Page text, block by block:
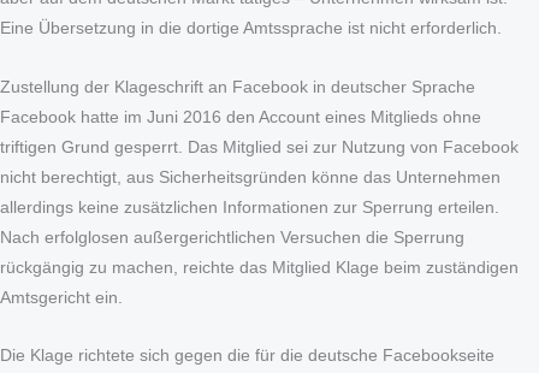
Eine Übersetzung in die dortige Amtssprache ist nicht erforderlich.
Zustellung der Klageschrift an Facebook in deutscher Sprache
Facebook hatte im Juni 2016 den Account eines Mitglieds ohne
triftigen Grund gesperrt. Das Mitglied sei zur Nutzung von Facebook
nicht berechtigt, aus Sicherheitsgründen könne das Unternehmen
allerdings keine zusätzlichen Informationen zur Sperrung erteilen.
Nach erfolglosen außergerichtlichen Versuchen die Sperrung
rückgängig zu machen, reichte das Mitglied Klage beim zuständigen
Amtsgericht ein.
Die Klage richtete sich gegen die für die deutsche Facebookseite